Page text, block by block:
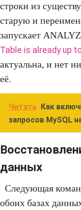
строки из
старую и
запускает
Table is already up
актуальна, и нет
её.
Читать
Как
запросов MySQL
данных
Следующая
обоих базах